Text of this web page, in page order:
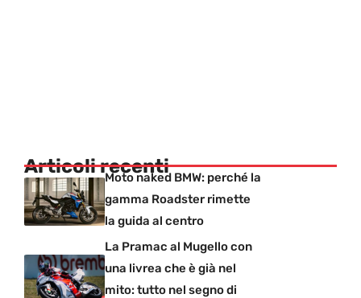
Articoli recentiMoto naked BMW: perché la
gamma Roadster rimette
la guida al centro
La Pramac al Mugello con
una livrea che è già nel
mito: tutto nel segno di